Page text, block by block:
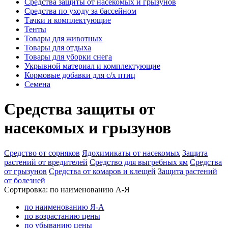
Средства защиты от насекомых и грызунов
Средства по уходу за бассейном
Тачки и комплектующие
Тенты
Товары для животных
Товары для отдыха
Товары для уборки снега
Укрывной материал и комплектующие
Кормовые добавки для с/х птиц
Семена
Средства защиты от
насекомых и грызунов
Средство от сорняков Ядохимикаты от насекомых Защита
растений от вредителей Средство для выгребных ям Средства
от грызунов Средства от комаров и клещей Защита растений
от болезней
Сортировка: по наименованию А-Я
по наименованию Я-А
по возрастанию цены
по убыванию цены